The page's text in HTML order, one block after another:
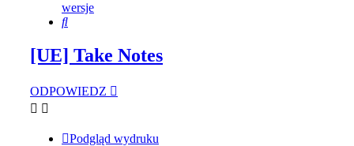
wersje
Szukaj
[UE] Take Notes
ODPOWIEDZ
Podgląd wydruku